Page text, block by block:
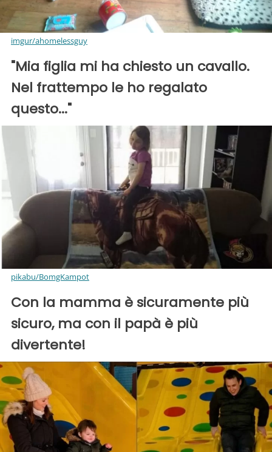
imgur/ahomelessguy
"Mia figlia mi ha chiesto un cavallo.
Nel frattempo le ho regalato
questo..."
pikabu/BomgKampot
Con la mamma è sicuramente più
sicuro, ma con il papà è più
divertente!